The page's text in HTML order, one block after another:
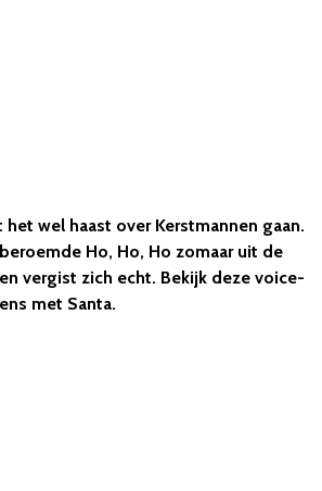
wel haast over Kerstmannen gaan.
Ho, Ho, Ho zomaar uit de
vergist zich echt. Bekijk deze voice-
met Santa.